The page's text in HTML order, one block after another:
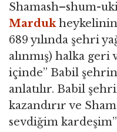
Shamash–shum-
Mardukheykelinin
689 yılında şehri
alınmış) halka
içinde” Babil
anlatılır. Babil
kazandırır ve
sevdiğim